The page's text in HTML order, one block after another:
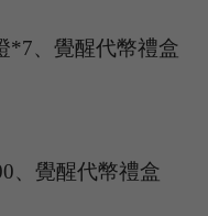
*7、覺醒代幣禮盒
0、覺醒代幣禮盒